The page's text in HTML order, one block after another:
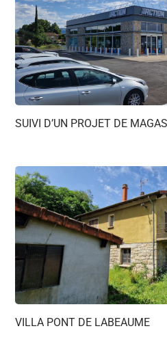
SUIVI D’UN PROJET DE
VILLA PONT DE LABEAUME